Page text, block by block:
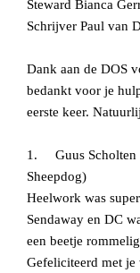
Steward Bianca
Schrijver Paul van
Dank aan de DOS
bedankt voor je
eerste keer.
1. Guus Scholten
Sheepdog)
Heelwork was
Sendaway en DC
een beetje
Gefeliciteerd met